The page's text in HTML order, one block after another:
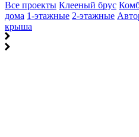
Все проекты Клееный брус
дома 1-этажные 2-этажные
крыша